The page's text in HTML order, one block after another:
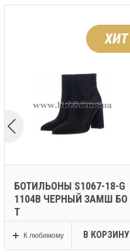
ХИТ
БОТИЛЬОНЫ S1067-18-G
1104B ЧЕРНЫЙ ЗАМШ БО
Т
К любимому В КОРЗИНУ